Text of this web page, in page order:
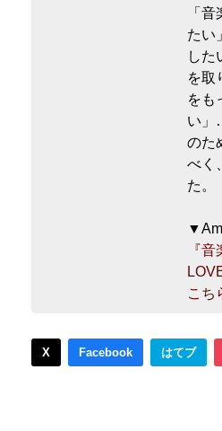
「
たい
した
を取
をも
い」
のた
べく
た。
『
こち
X Facebook はてブ